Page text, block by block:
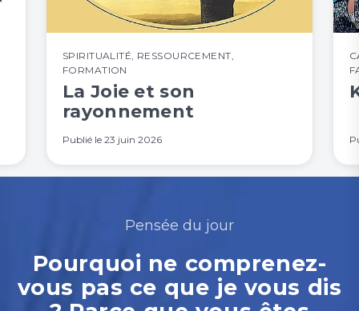
SPIRITUALITÉ RESSOURCEMENT
FORMATION
La Joie et son
rayonnement
Publié le 23 juin 2026
Pensée du jour
Pourquoi ne comprenez-
vous pas ce que je vous dis